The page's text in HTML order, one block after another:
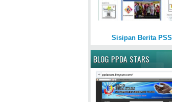
Sisipan Berita PSS
BLOG PPDA STARS